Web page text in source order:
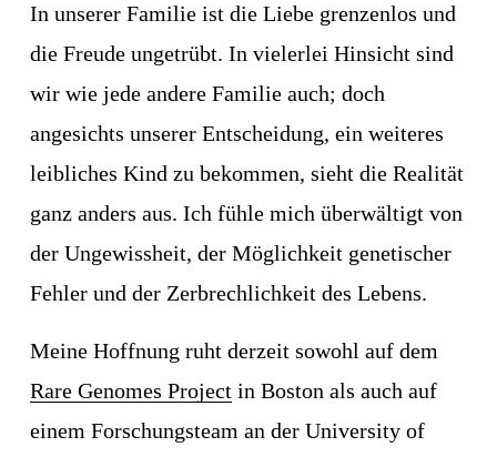
In unserer Familie ist die Liebe grenzenlos und
die Freude ungetrübt. In vielerlei Hinsicht sind
wir wie jede andere Familie auch; doch
angesichts unserer Entscheidung, ein weiteres
leibliches Kind zu bekommen, sieht die Realität
ganz anders aus. Ich fühle mich überwältigt von
der Ungewissheit, der Möglichkeit genetischer
Fehler und der Zerbrechlichkeit des Lebens.
Meine Hoffnung ruht derzeit sowohl auf dem
Rare Genomes Project in Boston als auch auf
einem Forschungsteam an der University of